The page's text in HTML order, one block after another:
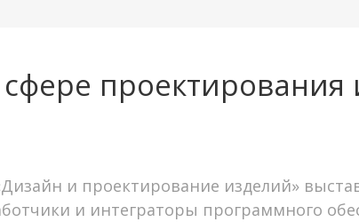
проектирования
и проектирование изделий»
и интеграторы программного